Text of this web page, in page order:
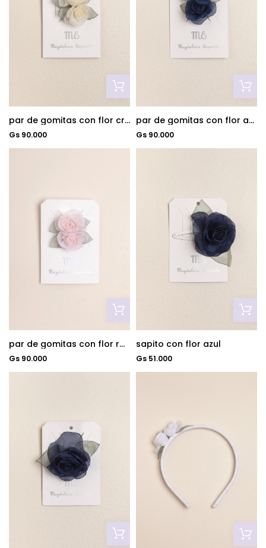
par de gomitas con flor crudo
Gs 90.000
par de gomitas con flor azul
Gs 90.000
par de gomitas con flor rosa
Gs 90.000
sapito con flor azul
Gs 51.000